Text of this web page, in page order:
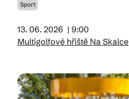
Tradiční akce
Články
Suvenýry
Sport
13. 06. 2026 | 9:00
Multigolfové hřiště Na Skalce